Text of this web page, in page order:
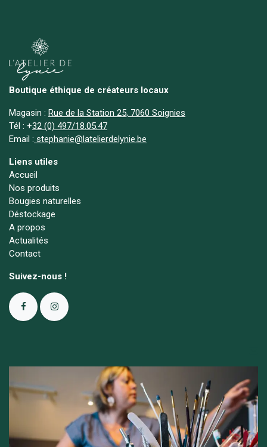
Boutique éthique de créateurs locaux
Magasin : Rue de la Station 25, 7060 Soignies
Tél : +32 (0) 497/18.05.47
Email : stephanie@latelierdelynie.be
Liens utiles
Accueil
Nos produits
Bougies naturelles
Déstockage
A propos
Actualités
Contact
Suivez-nous !